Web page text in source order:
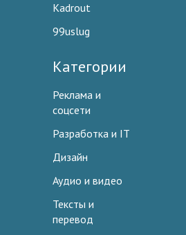
Kadrout
99uslug
Категории
Реклама и
соцсети
Разработка и IT
Дизайн
Аудио и видео
Тексты и
перевод